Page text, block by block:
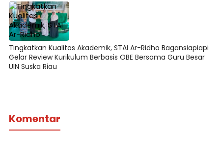
Tingkatkan Kualitas Akademik, STAI Ar-Ridho Bagansiapiapi
Gelar Review Kurikulum Berbasis OBE Bersama Guru Besar
UIN Suska Riau
Komentar